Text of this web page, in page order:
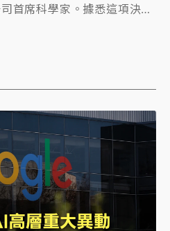
首席科學家。據悉這項決定
2024年諾貝爾化學獎的哈薩
於科學研發的熱誠更勝於擔
兼任公司旗下藥物研發部